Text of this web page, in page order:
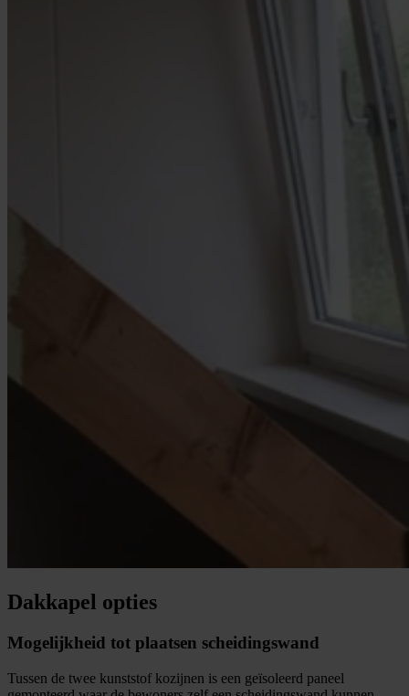
Dakkapel opties
Mogelijkheid tot plaatsen scheidingswand
Tussen de twee kunststof kozijnen is een geïsoleerd paneel